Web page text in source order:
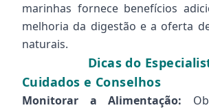
marinhas fornece benefícios
melhoria da digestão e a oferta
naturais.
Dicas do
Cuidados e Conselhos
Monitorar a Alimentação: